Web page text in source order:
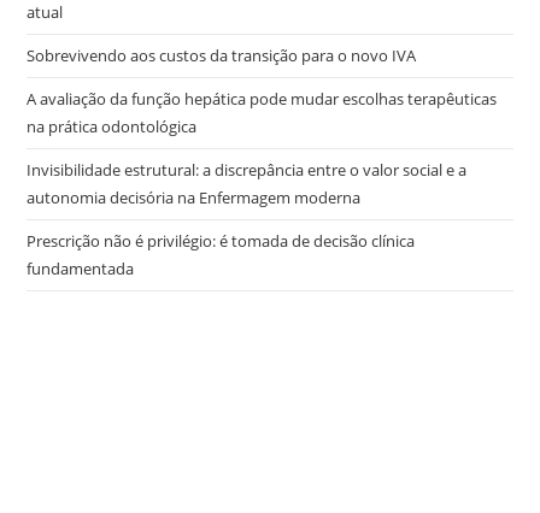
atual
Sobrevivendo aos custos da transição para o novo IVA
A avaliação da função hepática pode mudar escolhas terapêuticas
na prática odontológica
Invisibilidade estrutural: a discrepância entre o valor social e a
autonomia decisória na Enfermagem moderna
Prescrição não é privilégio: é tomada de decisão clínica
fundamentada